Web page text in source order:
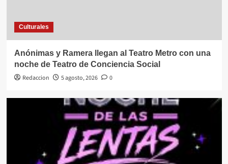
Culturales
Anónimas y Ramera llegan al Teatro Metro con una
noche de Teatro de Conciencia Social
Redaccion
5 agosto, 2026 0